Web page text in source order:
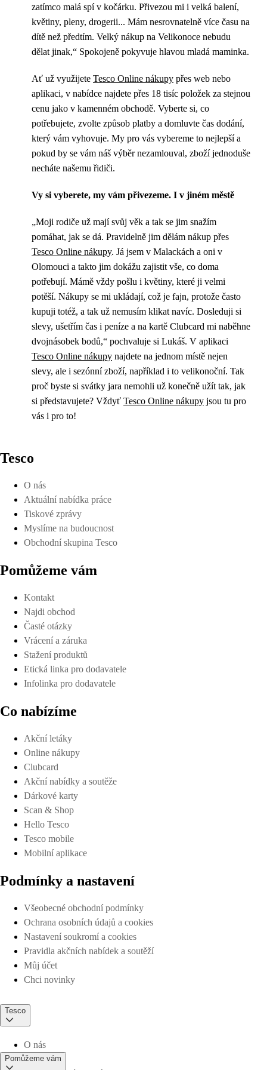
zatímco malá spí v kočárku. Přivezou mi i velká balení,
květiny, pleny, drogerii... Mám nesrovnatelně více času na
dítě než předtím. Velký nákup na Velikonoce nebudu
dělat jinak,“ Spokojeně pokyvuje hlavou mladá maminka.
Ať už využijete Tesco Online nákupy přes web nebo
aplikaci, v nabídce najdete přes 18 tisíc položek za stejnou
cenu jako v kamenném obchodě. Vyberte si, co
potřebujete, zvolte způsob platby a domluvte čas dodání,
který vám vyhovuje. My pro vás vybereme to nejlepší a
pokud by se vám náš výběr nezamlouval, zboží jednoduše
necháte našemu řidiči.
Vy si vyberete, my vám přivezeme. I v jiném městě
„Moji rodiče už mají svůj věk a tak se jim snažím
pomáhat, jak se dá. Pravidelně jim dělám nákup přes
Tesco Online nákupy. Já jsem v Malackách a oni v
Olomouci a takto jim dokážu zajistit vše, co doma
potřebují. Mámě vždy pošlu i květiny, které ji velmi
potěší. Nákupy se mi ukládají, což je fajn, protože často
kupuji totéž, a tak už nemusím klikat navíc. Dosleduji si
slevy, ušetřím čas i peníze a na kartě Clubcard mi naběhne
dvojnásobek bodů,“ pochvaluje si Lukáš. V aplikaci
Tesco Online nákupy najdete na jednom místě nejen
slevy, ale i sezónní zboží, například i to velikonoční. Tak
proč byste si svátky jara nemohli už konečně užít tak, jak
si představujete? Vždyť Tesco Online nákupy jsou tu pro
vás i pro to!
Tesco
O nás
Aktuální nabídka práce
Tiskové zprávy
Myslíme na budoucnost
Obchodní skupina Tesco
Pomůžeme vám
Kontakt
Najdi obchod
Časté otázky
Vrácení a záruka
Stažení produktů
Etická linka pro dodavatele
Infolinka pro dodavatele
Co nabízíme
Akční letáky
Online nákupy
Clubcard
Akční nabídky a soutěže
Dárkové karty
Scan & Shop
Hello Tesco
Tesco mobile
Mobilní aplikace
Podmínky a nastavení
Všeobecné obchodní podmínky
Ochrana osobních údajů a cookies
Nastavení soukromí a cookies
Pravidla akčních nabídek a soutěží
Můj účet
Chci novinky
Tesco
O nás
Pomůžeme vám